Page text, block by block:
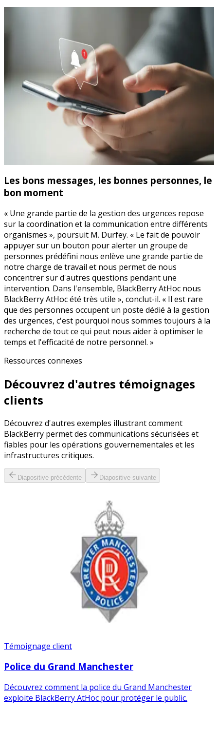
Les bons messages, les bonnes personnes, le
bon moment
« Une grande partie de la gestion des urgences repose
sur la coordination et la communication entre différents
organismes », poursuit M. Durfey. « Le fait de pouvoir
appuyer sur un bouton pour alerter un groupe de
personnes prédéfini nous enlève une grande partie de
notre charge de travail et nous permet de nous
concentrer sur d'autres questions pendant une
intervention. Dans l'ensemble, BlackBerry AtHoc nous
BlackBerry AtHoc été très utile », conclut-il. « Il est rare
que des personnes occupent un poste dédié à la gestion
des urgences, c'est pourquoi nous sommes toujours à la
recherche de tout ce qui peut nous aider à optimiser le
temps et l'efficacité de notre personnel. »
Ressources connexes
Découvrez d'autres témoignages
clients
Découvrez d'autres exemples illustrant comment
BlackBerry permet des communications sécurisées et
fiables pour les opérations gouvernementales et les
infrastructures critiques.
Diapositive précédente Diapositive suivante
Témoignage client
Police du Grand Manchester
Découvrez comment la police du Grand Manchester
exploite BlackBerry AtHoc pour protéger le public.